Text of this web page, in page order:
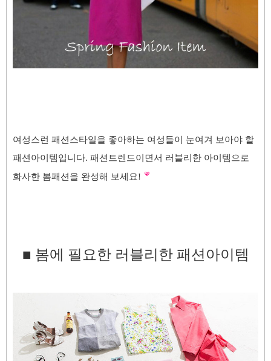
여성스런 패션스타일을 좋아하는 여성들이 눈여겨 보아야 할
패션아이템입니다. 패션트렌드이면서 러블리한 아이템으로
화사한 봄패션을 완성해 보세요!
■ 봄에 필요한 러블리한 패션아이템